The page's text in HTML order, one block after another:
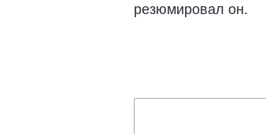
резюмировал он.